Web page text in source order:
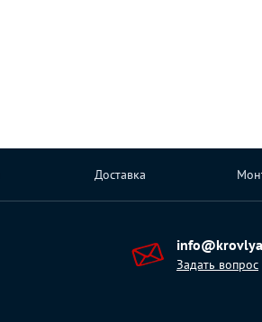
Доставка
Задать вопрос